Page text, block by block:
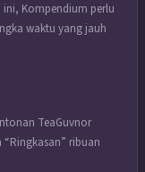
Kompendium perlu
waktu yang jauh
TeaGuvnor
ribuan